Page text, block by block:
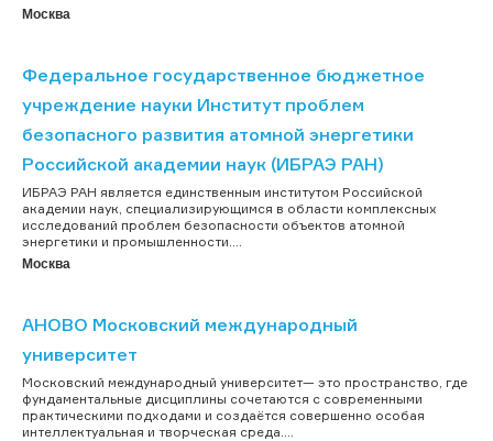
Москва
Федеральное государственное бюджетное
учреждение науки Институт проблем
безопасного развития атомной энергетики
Российской академии наук (ИБРАЭ РАН)
ИБРАЭ РАН является единственным институтом Российской
академии наук, специализирующимся в области комплексных
исследований проблем безопасности объектов атомной
энергетики и промышленности....
Москва
АНОВО Московский международный
университет
Московский международный университет— это пространство, где
фундаментальные дисциплины сочетаются с современными
практическими подходами и создаётся совершенно особая
интеллектуальная и творческая среда....